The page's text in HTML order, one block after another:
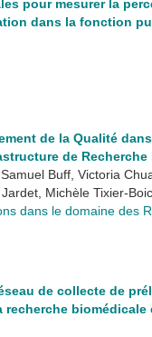
pour mesurer la
dans la fonction
de la Qualité
de Recherche
Buff, Victoria
Michèle Tixier-
dans le domaine des
de collecte de
biomédicale